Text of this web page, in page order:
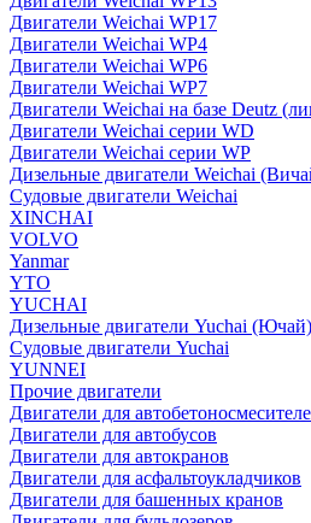
Двигатели Weichai WP17
Двигатели Weichai WP4
Двигатели Weichai WP6
Двигатели Weichai WP7
Двигатели Weichai на базе Deutz
Двигатели Weichai серии WD
Двигатели Weichai серии WP
Дизельные двигатели Weichai
Судовые двигатели Weichai
XINCHAI
VOLVO
Yanmar
YTO
YUCHAI
Дизельные двигатели Yuchai (Ючай)
Судовые двигатели Yuchai
YUNNEI
Прочие двигатели
Двигатели для
Двигатели для автобусов
Двигатели для автокранов
Двигатели для асфальтоукладчиков
Двигатели для башенных кранов